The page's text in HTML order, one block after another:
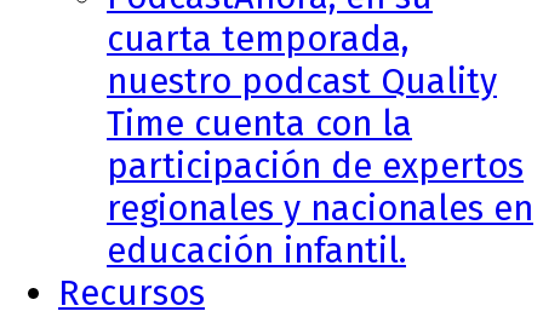
cuarta temporada,
nuestro podcast Quality
Time cuenta con la
participación de expertos
regionales y nacionales en
educación infantil.
Recursos